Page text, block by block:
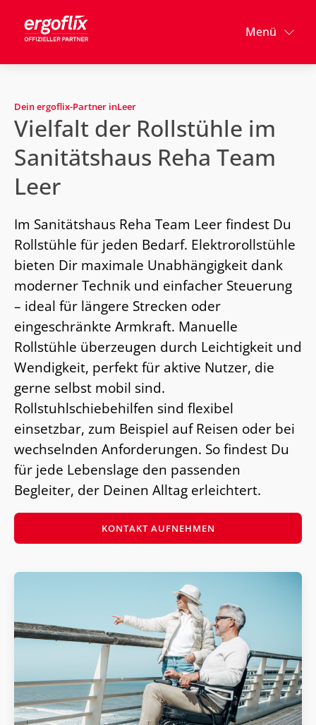
Menü
Dein ergoflix-Partner inLeer
Vielfalt der Rollstühle im
Sanitätshaus Reha Team
Leer
Im Sanitätshaus Reha Team Leer findest Du
Rollstühle für jeden Bedarf. Elektrorollstühle
bieten Dir maximale Unabhängigkeit dank
moderner Technik und einfacher Steuerung
– ideal für längere Strecken oder
eingeschränkte Armkraft. Manuelle
Rollstühle überzeugen durch Leichtigkeit und
Wendigkeit, perfekt für aktive Nutzer, die
gerne selbst mobil sind.
Rollstuhlschiebehilfen sind flexibel
einsetzbar, zum Beispiel auf Reisen oder bei
wechselnden Anforderungen. So findest Du
für jede Lebenslage den passenden
Begleiter, der Deinen Alltag erleichtert.
KONTAKT AUFNEHMEN